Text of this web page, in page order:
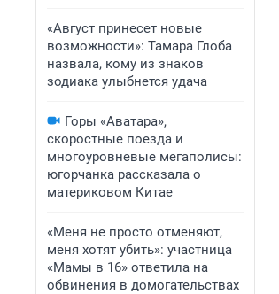
«Август принесет новые
возможности»: Тамара Глоба
назвала, кому из знаков
зодиака улыбнется удача
Горы «Аватара»,
скоростные поезда и
многоуровневые мегаполисы:
югорчанка рассказала о
материковом Китае
«Меня не просто отменяют,
меня хотят убить»: участница
«Мамы в 16» ответила на
обвинения в домогательствах